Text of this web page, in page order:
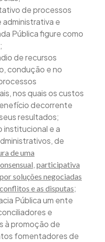
de processos
e
Pública figure como
de recursos
condução e no
nos quais os custos
decorrente
resultados;
institucional e a
de
de uma
, participativa
soluções negociadas
e as disputas;
Pública um ente
e
à promoção de
fomentadores de